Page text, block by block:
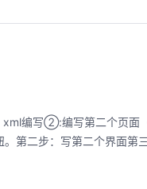
编写②:编写第二个页面
第二步：写第二个界面第